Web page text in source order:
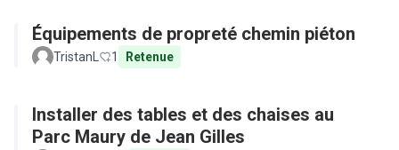
Équipements de propreté chemin piéton
TristanL 1 Retenue
Installer des tables et des chaises au
Parc Maury de Jean Gilles